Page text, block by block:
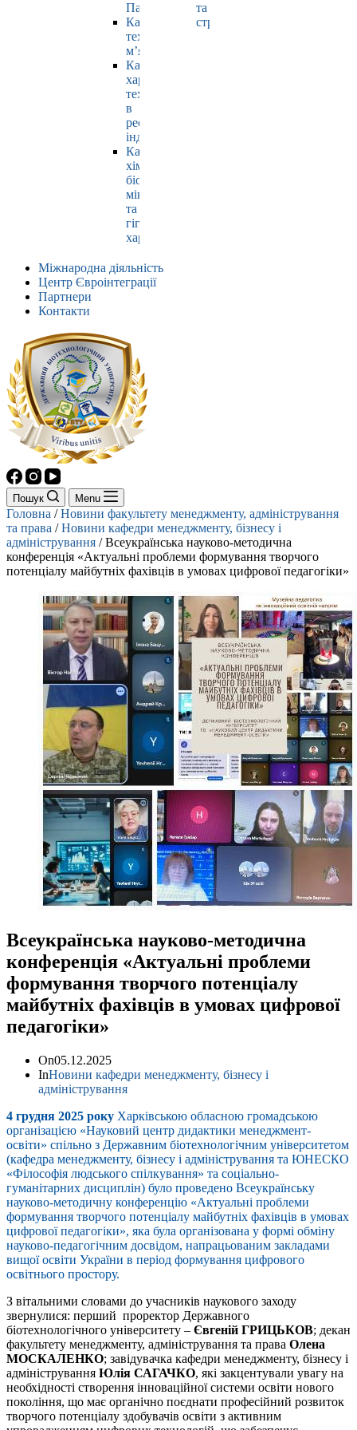
Павлюк
Кафедра
технології
м’яса
Кафедра
харчових
технологій
в
ресторанній
індустрії
Кафедра
хімії,
біохімії,
мікробіології
та
гігієни
харчування
та
страхування
Міжнародна діяльність
Центр Євроінтеграції
Партнери
Контакти
Пошук Menu
Головна /Новини факультету менеджменту, адміністрування
та права /Новини кафедри менеджменту, бізнесу і
адміністрування /Всеукраїнська науково-методична
конференція «Актуальні проблеми формування творчого
потенціалу майбутніх фахівців в умовах цифрової педагогіки»
Всеукраїнська науково-методична
конференція «Актуальні проблеми
формування творчого потенціалу
майбутніх фахівців в умовах цифрової
педагогіки»
On05.12.2025
InНовини кафедри менеджменту, бізнесу і
адміністрування
4 грудня 2025 року Харківською обласною громадською
організацією «Науковий центр дидактики менеджмент-
освіти» спільно з Державним біотехнологічним університетом
(кафедра менеджменту, бізнесу і адміністрування та ЮНЕСКО
«Філософія людського спілкування» та соціально-
гуманітарних дисциплін) було проведено Всеукраїнську
науково-методичну конференцію «Актуальні проблеми
формування творчого потенціалу майбутніх фахівців в умовах
цифрової педагогіки», яка була організована у формі обміну
науково-педагогічним досвідом, напрацьованим закладами
вищої освіти України в період формування цифрового
освітнього простору.
З вітальними словами до учасників наукового заходу
звернулися: перший проректор Державного
біотехнологічного університету – Євгеній ГРИЦЬКОВ; декан
факультету менеджменту, адміністрування та права Олена
МОСКАЛЕНКО; завідувачка кафедри менеджменту, бізнесу і
адміністрування Юлія САГАЧКО, які закцентували увагу на
необхідності створення інноваційної системи освіти нового
покоління, що має органічно поєднати професійний розвиток
творчого потенціалу здобувачів освіти з активним